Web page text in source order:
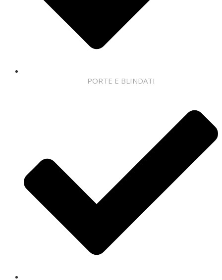
PORTE E BLINDATI